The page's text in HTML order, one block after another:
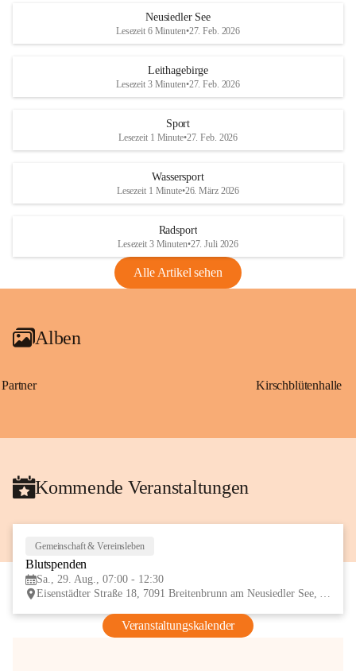
S
und den daraus folgenden wirtschaftlichen
Maßnahmen zur Bekämpfung
Rebe und der Amerikanischen
Anhang VBl. EU Nr. 18
1 Seite•1,4 MB
VBl. EU Nr. 18_2026
r
S
Neusiedler See
Lesezeit 6 Minuten•27. Feb. 2026
Leithagebirge
Lesezeit 3 Minuten•27. Feb. 2026
Sport
Lesezeit 1 Minute•27. Feb. 2026
Wassersport
Lesezeit 1 Minute•26. März 2026
Radsport
Lesezeit 3 Minuten•27. Juli 2026
Alle Artikel sehen
Alben
Partner Kirschblütenhalle
Kommende Veranstaltungen
Gemeinschaft & Vereinsleben
Blutspenden
Sa., 29. Aug., 07:00 - 12:30
Eisenstädter Straße 18, 7091 Breitenbrunn am Neusiedler See, AUT
Veranstaltungskalender